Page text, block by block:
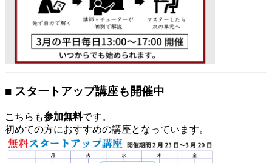
■ スタートアップ講座も開催中
こちらも参加無料です。
初めての方におすすめの講座となっています。